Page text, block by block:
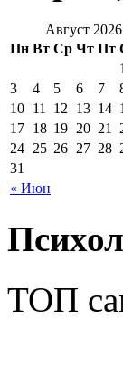
Август 2026
Пн Вт Ср Чт Пт
« Июн
1
3
4 5 6 7
10 11 12 13 14
17 18 19 20 21
24 25 26 27 28
31
ТОП